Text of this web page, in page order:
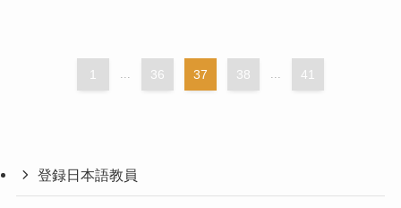
1 ... 36 37 38 ... 41
登録日本語教員